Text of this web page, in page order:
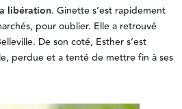
libération. Ginette s’est rapidement
pour oublier. Elle a retrouvé
De son coté, Esther s’est
perdue et a tenté de mettre fin à ses